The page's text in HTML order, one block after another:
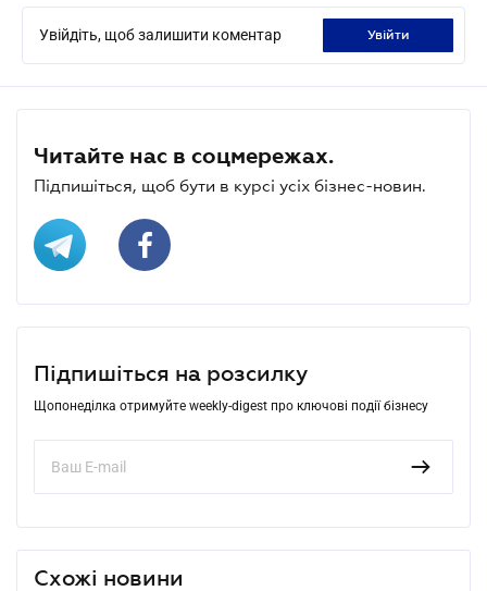
Увійдіть, щоб залишити коментар увійти
Читайте нас в соцмережах.
Підпишіться, щоб бути в курсі усіх бізнес-новин.
Підпишіться на розсилку
Щопонеділка отримуйте weekly-digest про ключові події бізнесу
Схожі новини